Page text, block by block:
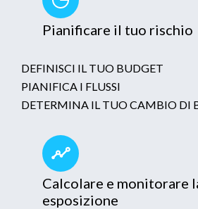
Pianificare il tuo rischio
DEFINISCI IL TUO BUDGET
PIANIFICA I FLUSSI
DETERMINA IL TUO CAMBIO DI
Calcolare e monitorare
esposizione